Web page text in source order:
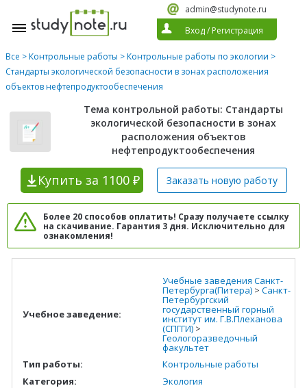
admin@studynote.ru
Вход/ Регистрация
Все >Контрольные работы >Контрольные работы по экологии >
Стандарты экологической безопасности в зонах расположения
объектов нефтепродуктообеспечения
Тема контрольной работы: Стандарты
экологической безопасности в зонах
расположения объектов
нефтепродуктообеспечения
Купить за 1100 ₽ Заказать новую работу
Более 20 способов оплатить! Сразу получаете ссылку
на скачивание. Гарантия 3 дня. Исключительно для
ознакомления!
Учебное заведение:
Учебные заведения Санкт-
Петербурга(Питера) > Санкт-
Петербургский
государственный горный
институт им. Г.В.Плеханова
(СПГГИ)>
Геологоразведочный
факультет
Тип работы:
Контрольные работы
Категория:
Экология